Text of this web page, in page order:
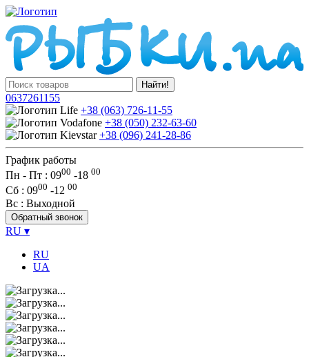
Найти!
0637261155
+38 (063) 726-11-55
+38 (050) 232-63-60
+38 (096) 241-28-86
График работы
Пн - Пт : 0900 -18 00
Сб : 0900 -12 00
Вс : Выходной
Обратный звонок
RU ▾
RU
UA